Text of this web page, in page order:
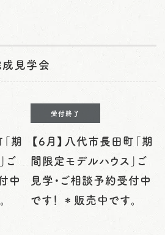
成見学会
期
ご
中
受付終了
【6月】八代市長田町「期
間限定モデルハウス」ご
見学・ご相談予約受付中
です！ ＊販売中です。